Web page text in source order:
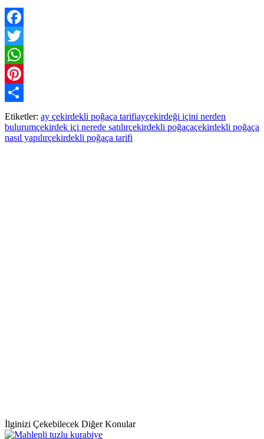
Facebook
Twitter
WhatsApp
Pinterest
Paylaş
Etiketler: ay çekirdekli poğaça tarifiayçekirdeği içini nerden
bulurumçekirdek içi nerede satılırçekirdekli poğaçaçekirdekli poğaça
nasıl yapılırçekirdekli poğaça tarifi
İlginizi Çekebilecek Diğer Konular